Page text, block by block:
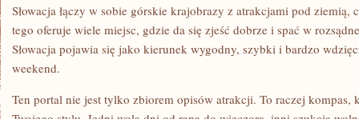
Słowacja łączy w sobie górskie krajobrazy z atrakcjami pod
tego oferuje wiele miejsc, gdzie da się zjeść dobrze i spać w
Słowacja pojawia się jako kierunek wygodny, szybki i bardzo
weekend.
Ten portal nie jest tylko zbiorem opisów atrakcji. To raczej kompas,